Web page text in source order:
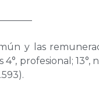
y las
profesional;